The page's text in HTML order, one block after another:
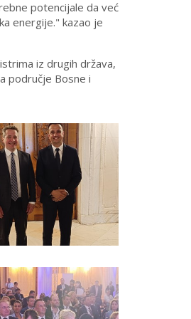
potencijale da već
energije." kazao je
iz drugih država,
područje Bosne i